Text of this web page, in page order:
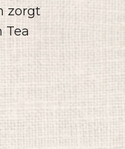
zorgt
Tea